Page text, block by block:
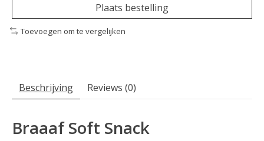
Plaats bestelling
Toevoegen om te vergelijken
Beschrijving Reviews (0)
Braaaf Soft Snack